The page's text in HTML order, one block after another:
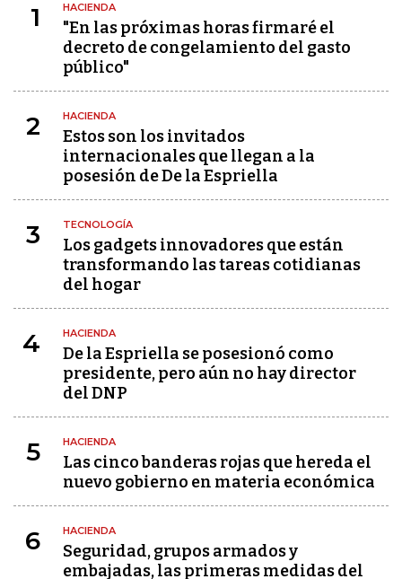
1 HACIENDA
"En las próximas horas firmaré el
decreto de congelamiento del gasto
público"
2 HACIENDA
Estos son los invitados
internacionales que llegan a la
posesión de De la Espriella
3 TECNOLOGÍA
Los gadgets innovadores que están
transformando las tareas cotidianas
del hogar
4 HACIENDA
De la Espriella se posesionó como
presidente, pero aún no hay director
del DNP
5 HACIENDA
Las cinco banderas rojas que hereda el
nuevo gobierno en materia económica
6 HACIENDA
Seguridad, grupos armados y
embajadas, las primeras medidas del